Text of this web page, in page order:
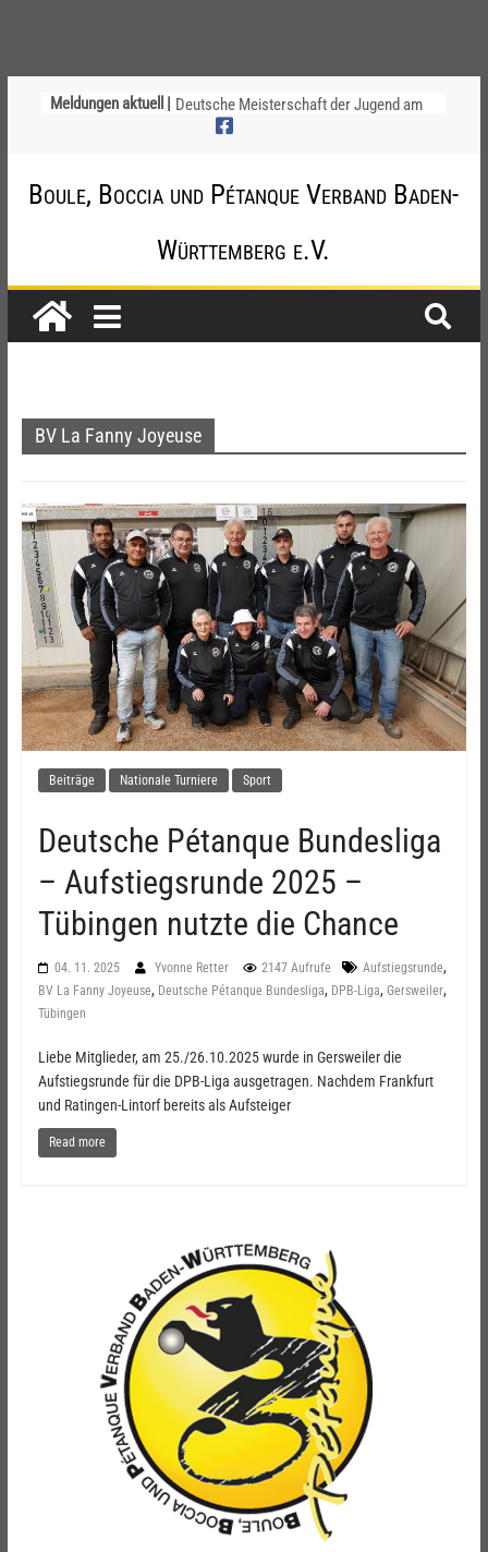
Meldungen aktuell |
Ligapokal Mittelbaden
Deutsche Meisterschaft der Jugend am
12. / 13. September 2026 – die
am 20.09.2026
2026
Chinesische Austauschüler*innen im 10.
Jahr beim TSV Badenia Feudenheim
Boule, Boccia und Pétanque Verband Baden-
Württemberg e.V.
BV La Fanny Joyeuse
Beiträge Nationale Turniere Sport
Deutsche Pétanque Bundesliga
– Aufstiegsrunde 2025 –
Tübingen nutzte die Chance
04. 11. 2025 Yvonne Retter 2147 Aufrufe Aufstiegsrunde,
BV La Fanny Joyeuse, Deutsche Pétanque Bundesliga, DPB-Liga, Gersweiler,
Tübingen
Liebe Mitglieder, am 25./26.10.2025 wurde in Gersweiler die
Aufstiegsrunde für die DPB-Liga ausgetragen. Nachdem Frankfurt
und Ratingen-Lintorf bereits als Aufsteiger
Read more